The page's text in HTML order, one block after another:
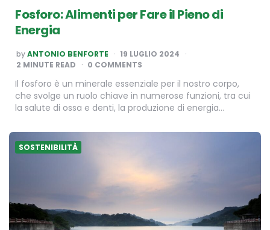
Fosforo: Alimenti per Fare il Pieno di
Energia
POSTED
BY
byANTONIO BENFORTE
19 LUGLIO 2024
2 MINUTE READ 0 COMMENTS
Il fosforo è un minerale essenziale per il nostro corpo,
che svolge un ruolo chiave in numerose funzioni, tra cui
la salute di ossa e denti, la produzione di energia…
SOSTENIBILITÀ